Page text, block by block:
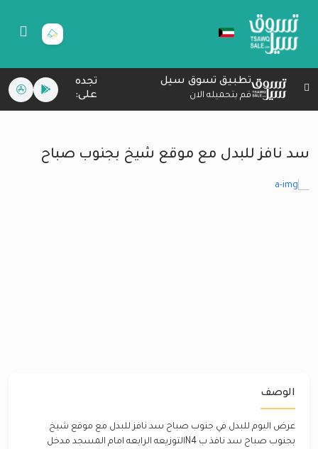
تطبيق تسوق سيل
قم بتحميله الان
تجده
على:
سد نافز للبدل مع موقع شيخ بجنوب صباح
الوصف
عرض اليوم للبدل في جنوب صباح سد نافز للبدل مع موقع شيخ
بجنوب صباح سد نافذ ب N4التوزيعه الرابعه امام المسجد مدخل